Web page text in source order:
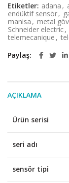
Etiketler: adana ,
endüktif sensör,
manisa , metal
Schneider electric,
telemecanique ,
Paylaş
AÇIKLAMA
Ürün serisi
seri adı
sensör tipi